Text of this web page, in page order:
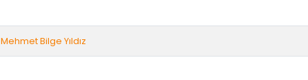
Mehmet Bilge Yıldız